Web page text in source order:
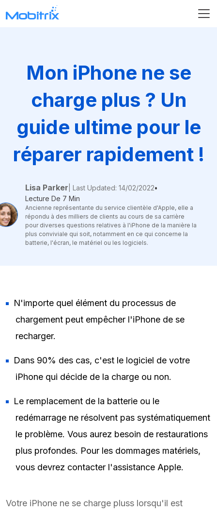
Mon iPhone ne se
charge plus ? Un
guide ultime pour le
réparer rapidement !
Lisa Parker | Last Updated: 14/02/2022•
Lecture De 7 Min
Ancienne représentante du service clientèle d'Apple, elle a
répondu à des milliers de clients au cours de sa carrière
pour diverses questions relatives à l'iPhone de la manière la
plus conviviale qui soit, notamment en ce qui concerne la
batterie, l'écran, le matériel ou les logiciels.
N'importe quel élément du processus de
chargement peut empêcher l'iPhone de se
recharger.
Dans 90% des cas, c'est le logiciel de votre
iPhone qui décide de la charge ou non.
Le remplacement de la batterie ou le
redémarrage ne résolvent pas systématiquement
le problème. Vous aurez besoin de restaurations
plus profondes. Pour les dommages matériels,
vous devrez contacter l'assistance Apple.
Votre iPhone ne se charge pluss lorsqu'il est